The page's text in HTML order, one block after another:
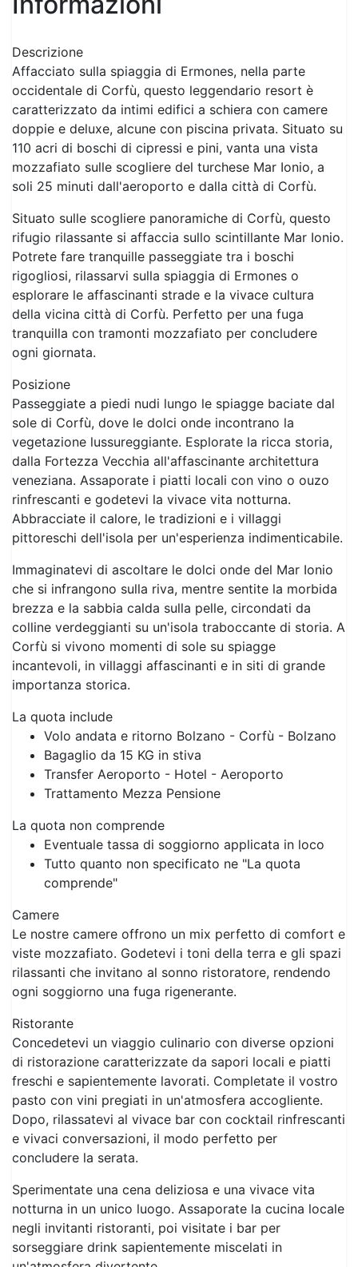
Descrizione
Affacciato sulla spiaggia di Ermones, nella parte
occidentale di Corfù, questo leggendario resort è
caratterizzato da intimi edifici a schiera con camere
doppie e deluxe, alcune con piscina privata. Situato su
110 acri di boschi di cipressi e pini, vanta una vista
mozzafiato sulle scogliere del turchese Mar Ionio, a
soli 25 minuti dall'aeroporto e dalla città di Corfù.
Situato sulle scogliere panoramiche di Corfù, questo
rifugio rilassante si affaccia sullo scintillante Mar Ionio.
Potrete fare tranquille passeggiate tra i boschi
rigogliosi, rilassarvi sulla spiaggia di Ermones o
esplorare le affascinanti strade e la vivace cultura
della vicina città di Corfù. Perfetto per una fuga
tranquilla con tramonti mozzafiato per concludere
ogni giornata.
Posizione
Passeggiate a piedi nudi lungo le spiagge baciate dal
sole di Corfù, dove le dolci onde incontrano la
vegetazione lussureggiante. Esplorate la ricca storia,
dalla Fortezza Vecchia all'affascinante architettura
veneziana. Assaporate i piatti locali con vino o ouzo
rinfrescanti e godetevi la vivace vita notturna.
Abbracciate il calore, le tradizioni e i villaggi
pittoreschi dell'isola per un'esperienza indimenticabile.
Immaginatevi di ascoltare le dolci onde del Mar Ionio
che si infrangono sulla riva, mentre sentite la morbida
brezza e la sabbia calda sulla pelle, circondati da
colline verdeggianti su un'isola traboccante di storia. A
Corfù si vivono momenti di sole su spiagge
incantevoli, in villaggi affascinanti e in siti di grande
importanza storica.
La quota include
Volo andata e ritorno Bolzano - Corfù - Bolzano
Bagaglio da 15 KG in stiva
Transfer Aeroporto - Hotel - Aeroporto
Trattamento Mezza Pensione
La quota non comprende
Eventuale tassa di soggiorno applicata in loco
Tutto quanto non specificato ne "La quota
comprende"
Camere
Le nostre camere offrono un mix perfetto di comfort e
viste mozzafiato. Godetevi i toni della terra e gli spazi
rilassanti che invitano al sonno ristoratore, rendendo
ogni soggiorno una fuga rigenerante.
Ristorante
Concedetevi un viaggio culinario con diverse opzioni
di ristorazione caratterizzate da sapori locali e piatti
freschi e sapientemente lavorati. Completate il vostro
pasto con vini pregiati in un'atmosfera accogliente.
Dopo, rilassatevi al vivace bar con cocktail rinfrescanti
e vivaci conversazioni, il modo perfetto per
concludere la serata.
Sperimentate una cena deliziosa e una vivace vita
notturna in un unico luogo. Assaporate la cucina locale
negli invitanti ristoranti, poi visitate i bar per
sorseggiare drink sapientemente miscelati in